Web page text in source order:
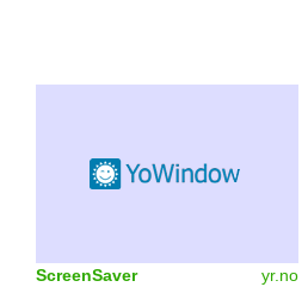
ScreenSaver yr.no